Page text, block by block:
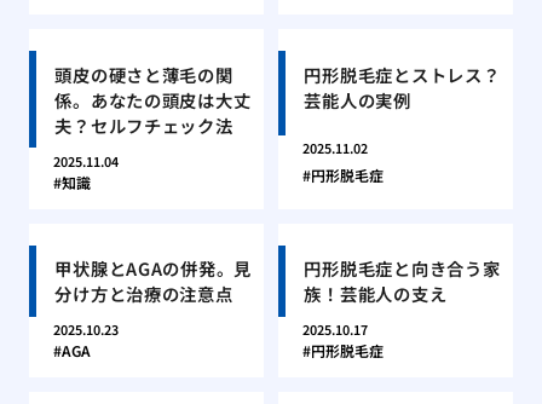
頭皮の硬さと薄毛の関
係。あなたの頭皮は大丈
夫？セルフチェック法
2025.11.04
知識
円形脱毛症とストレス？
芸能人の実例
2025.11.02
円形脱毛症
甲状腺とAGAの併発。見
分け方と治療の注意点
2025.10.23
AGA
円形脱毛症と向き合う家
族！芸能人の支え
2025.10.17
円形脱毛症